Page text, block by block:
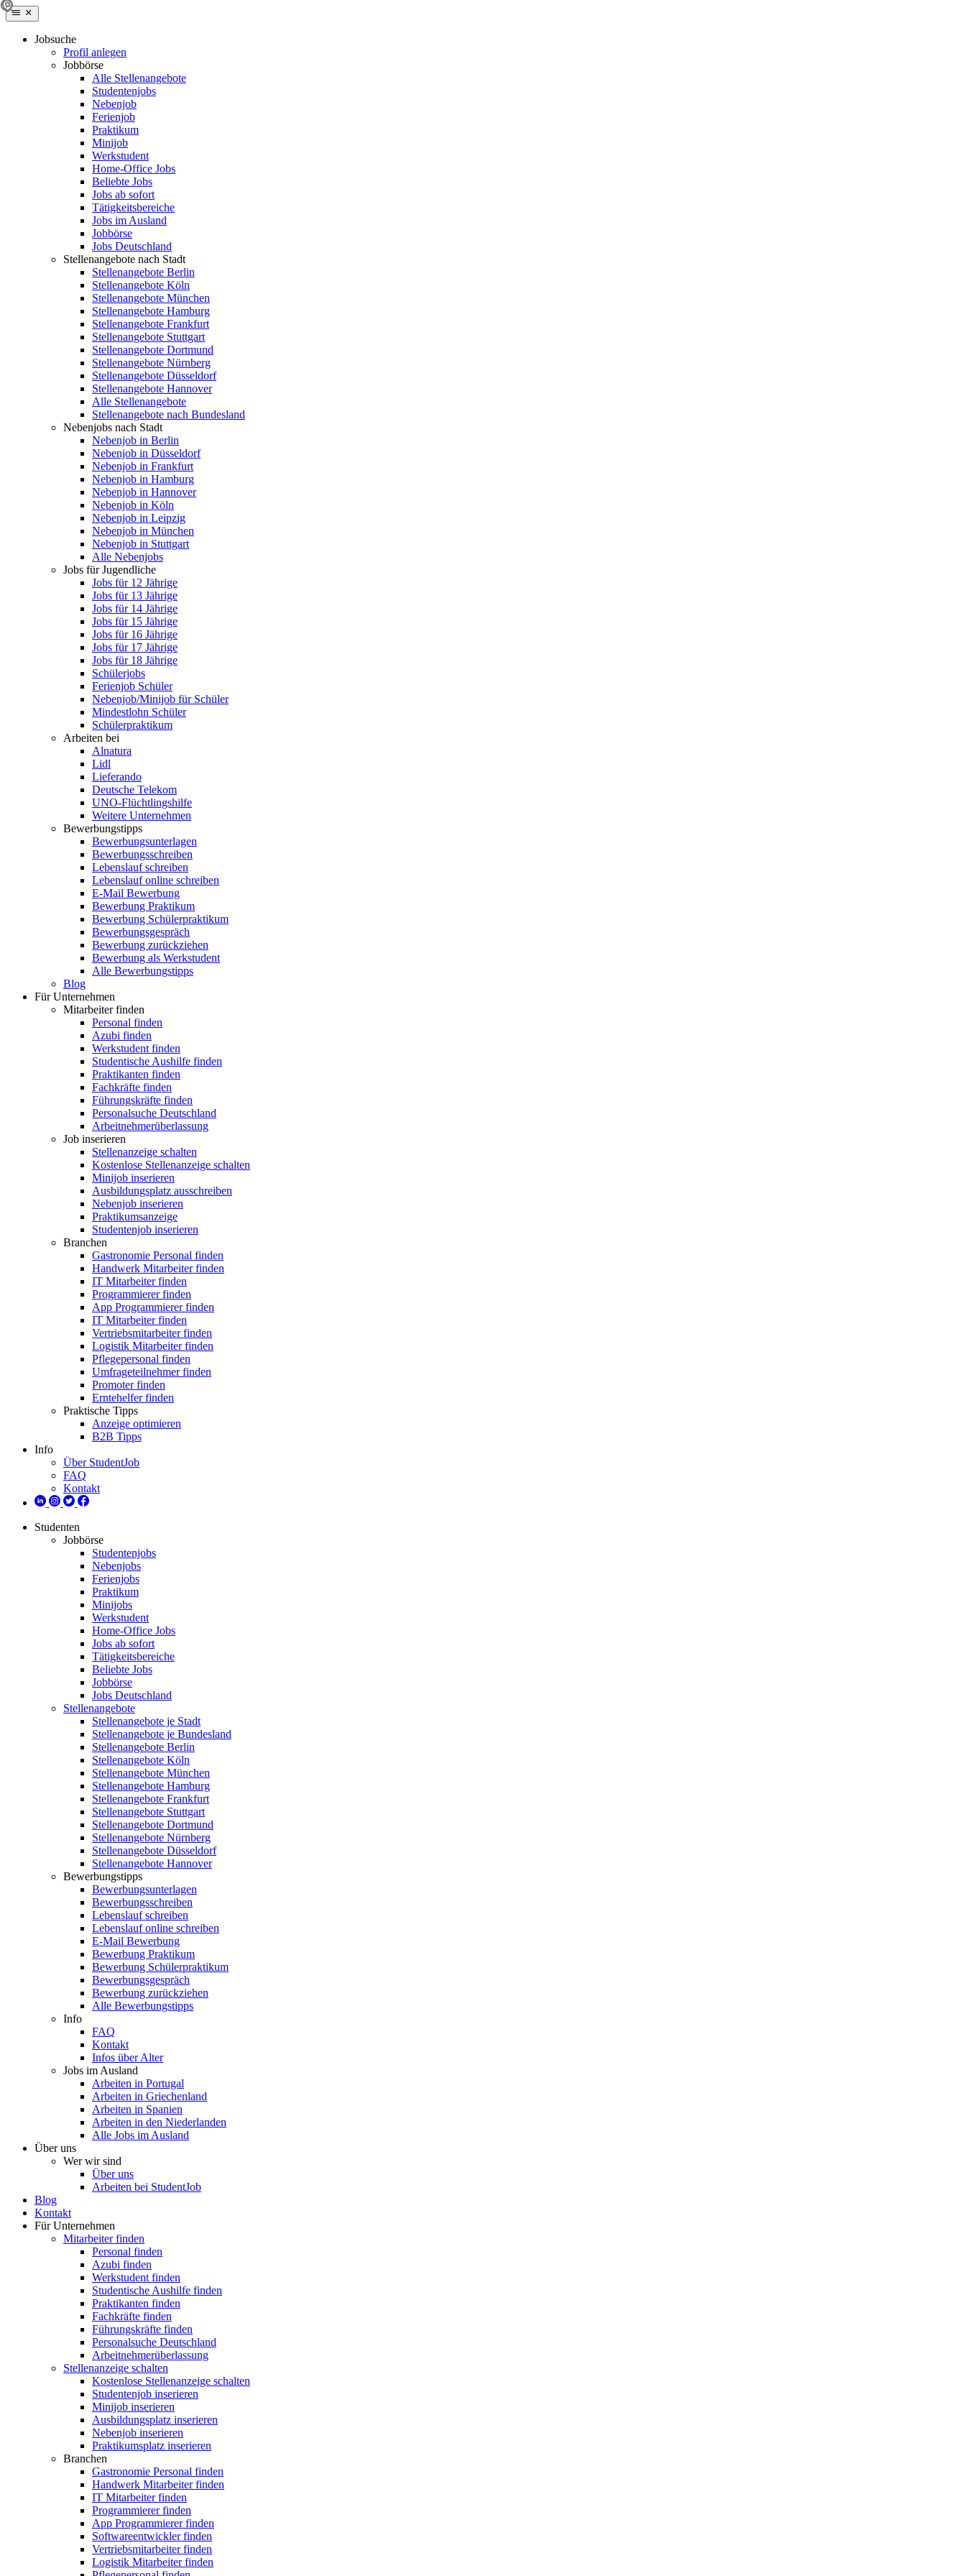
Jobsuche
Profil anlegen
Jobbörse
Alle Stellenangebote
Studentenjobs
Nebenjob
Ferienjob
Praktikum
Minijob
Werkstudent
Home-Office Jobs
Beliebte Jobs
Jobs ab sofort
Tätigkeitsbereiche
Jobs im Ausland
Jobbörse
Jobs Deutschland
Stellenangebote nach Stadt
Stellenangebote Berlin
Stellenangebote Köln
Stellenangebote München
Stellenangebote Hamburg
Stellenangebote Frankfurt
Stellenangebote Stuttgart
Stellenangebote Dortmund
Stellenangebote Nürnberg
Stellenangebote Düsseldorf
Stellenangebote Hannover
Alle Stellenangebote
Stellenangebote nach Bundesland
Nebenjobs nach Stadt
Nebenjob in Berlin
Nebenjob in Düsseldorf
Nebenjob in Frankfurt
Nebenjob in Hamburg
Nebenjob in Hannover
Nebenjob in Köln
Nebenjob in Leipzig
Nebenjob in München
Nebenjob in Stuttgart
Alle Nebenjobs
Jobs für Jugendliche
Jobs für 12 Jährige
Jobs für 13 Jährige
Jobs für 14 Jährige
Jobs für 15 Jährige
Jobs für 16 Jährige
Jobs für 17 Jährige
Jobs für 18 Jährige
Schülerjobs
Ferienjob Schüler
Nebenjob/Minijob für Schüler
Mindestlohn Schüler
Schülerpraktikum
Arbeiten bei
Alnatura
Lidl
Lieferando
Deutsche Telekom
UNO-Flüchtlingshilfe
Weitere Unternehmen
Bewerbungstipps
Bewerbungsunterlagen
Bewerbungsschreiben
Lebenslauf schreiben
Lebenslauf online schreiben
E-Mail Bewerbung
Bewerbung Praktikum
Bewerbung Schülerpraktikum
Bewerbungsgespräch
Bewerbung zurückziehen
Bewerbung als Werkstudent
Alle Bewerbungstipps
Blog
Für Unternehmen
Mitarbeiter finden
Personal finden
Azubi finden
Werkstudent finden
Studentische Aushilfe finden
Praktikanten finden
Fachkräfte finden
Führungskräfte finden
Personalsuche Deutschland
Arbeitnehmerüberlassung
Job inserieren
Stellenanzeige schalten
Kostenlose Stellenanzeige schalten
Minijob inserieren
Ausbildungsplatz ausschreiben
Nebenjob inserieren
Praktikumsanzeige
Studentenjob inserieren
Branchen
Gastronomie Personal finden
Handwerk Mitarbeiter finden
IT Mitarbeiter finden
Programmierer finden
App Programmierer finden
IT Mitarbeiter finden
Vertriebsmitarbeiter finden
Logistik Mitarbeiter finden
Pflegepersonal finden
Umfrageteilnehmer finden
Promoter finden
Erntehelfer finden
Praktische Tipps
Anzeige optimieren
B2B Tipps
Info
Über StudentJob
FAQ
Kontakt
Studenten
Jobbörse
Studentenjobs
Nebenjobs
Ferienjobs
Praktikum
Minijobs
Werkstudent
Home-Office Jobs
Jobs ab sofort
Tätigkeitsbereiche
Beliebte Jobs
Jobbörse
Jobs Deutschland
Stellenangebote
Stellenangebote je Stadt
Stellenangebote je Bundesland
Stellenangebote Berlin
Stellenangebote Köln
Stellenangebote München
Stellenangebote Hamburg
Stellenangebote Frankfurt
Stellenangebote Stuttgart
Stellenangebote Dortmund
Stellenangebote Nürnberg
Stellenangebote Düsseldorf
Stellenangebote Hannover
Bewerbungstipps
Bewerbungsunterlagen
Bewerbungsschreiben
Lebenslauf schreiben
Lebenslauf online schreiben
E-Mail Bewerbung
Bewerbung Praktikum
Bewerbung Schülerpraktikum
Bewerbungsgespräch
Bewerbung zurückziehen
Alle Bewerbungstipps
Info
FAQ
Kontakt
Infos über Alter
Jobs im Ausland
Arbeiten in Portugal
Arbeiten in Griechenland
Arbeiten in Spanien
Arbeiten in den Niederlanden
Alle Jobs im Ausland
Über uns
Wer wir sind
Über uns
Arbeiten bei StudentJob
Blog
Kontakt
Für Unternehmen
Mitarbeiter finden
Personal finden
Azubi finden
Werkstudent finden
Studentische Aushilfe finden
Praktikanten finden
Fachkräfte finden
Führungskräfte finden
Personalsuche Deutschland
Arbeitnehmerüberlassung
Stellenanzeige schalten
Kostenlose Stellenanzeige schalten
Studentenjob inserieren
Minijob inserieren
Ausbildungsplatz inserieren
Nebenjob inserieren
Praktikumsplatz inserieren
Branchen
Gastronomie Personal finden
Handwerk Mitarbeiter finden
IT Mitarbeiter finden
Programmierer finden
App Programmierer finden
Softwareentwickler finden
Vertriebsmitarbeiter finden
Logistik Mitarbeiter finden